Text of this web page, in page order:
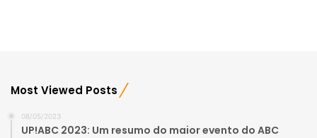
Most Viewed Posts
08/05/2023
UP!ABC 2023: Um resumo do maior evento do ABC